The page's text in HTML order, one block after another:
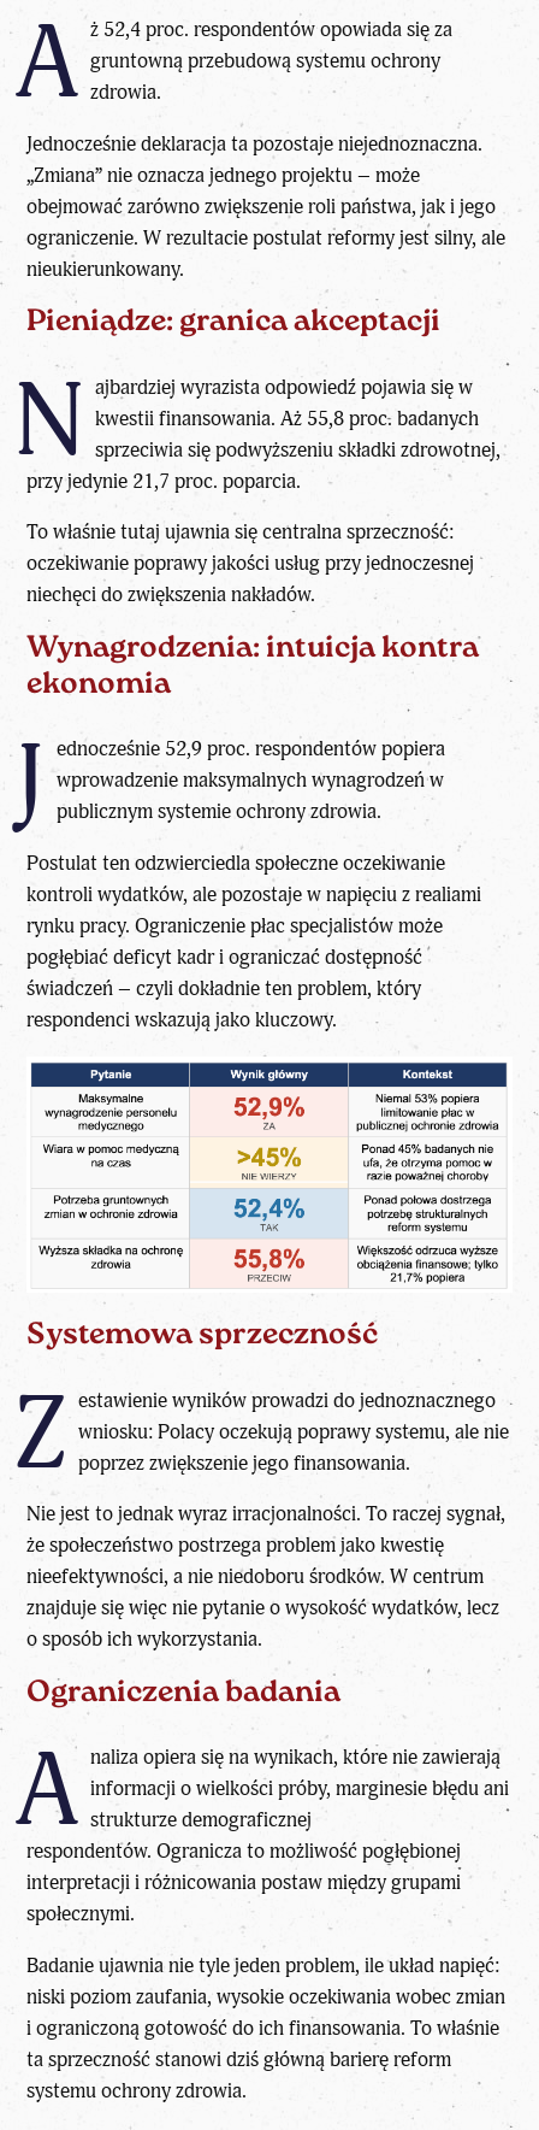
A ż 52,4 proc. respondentów opowiada się za
gruntowną przebudową systemu ochrony
zdrowia.
Jednocześnie deklaracja ta pozostaje niejednoznaczna.
„Zmiana” nie oznacza jednego projektu – może
obejmować zarówno zwiększenie roli państwa, jak i jego
ograniczenie. W rezultacie postulat reformy jest silny, ale
nieukierunkowany.
Pieniądze: granica akceptacji
N ajbardziej wyrazista odpowiedź pojawia się w
kwestii finansowania. Aż 55,8 proc. badanych
sprzeciwia się podwyższeniu składki zdrowotnej,
przy jedynie 21,7 proc. poparcia.
To właśnie tutaj ujawnia się centralna sprzeczność:
oczekiwanie poprawy jakości usług przy jednoczesnej
niechęci do zwiększenia nakładów.
Wynagrodzenia: intuicja kontra
ekonomia
J
ednocześnie 52,9 proc. respondentów popiera
wprowadzenie maksymalnych wynagrodzeń w
publicznym systemie ochrony zdrowia.
Postulat ten odzwierciedla społeczne oczekiwanie
kontroli wydatków, ale pozostaje w napięciu z realiami
rynku pracy. Ograniczenie płac specjalistów może
pogłębiać deficyt kadr i ograniczać dostępność
świadczeń – czyli dokładnie ten problem, który
respondenci wskazują jako kluczowy.
Systemowa sprzeczność
Z estawienie wyników prowadzi do jednoznacznego
wniosku: Polacy oczekują poprawy systemu, ale nie
poprzez zwiększenie jego finansowania.
Nie jest to jednak wyraz irracjonalności. To raczej sygnał,
że społeczeństwo postrzega problem jako kwestię
nieefektywności, a nie niedoboru środków. W centrum
znajduje się więc nie pytanie o wysokość wydatków, lecz
o sposób ich wykorzystania.
Ograniczenia badania
A naliza opiera się na wynikach, które nie zawierają
informacji o wielkości próby, marginesie błędu ani
strukturze demograficznej
respondentów. Ogranicza to możliwość pogłębionej
interpretacji i różnicowania postaw między grupami
społecznymi.
Badanie ujawnia nie tyle jeden problem, ile układ napięć:
niski poziom zaufania, wysokie oczekiwania wobec zmian
i ograniczoną gotowość do ich finansowania. To właśnie
ta sprzeczność stanowi dziś główną barierę reform
systemu ochrony zdrowia.